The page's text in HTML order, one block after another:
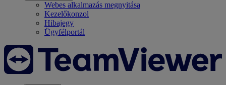
Webes alkalmazás megnyitása
Kezelőkonzol
Hibajegy
Ügyfélportál